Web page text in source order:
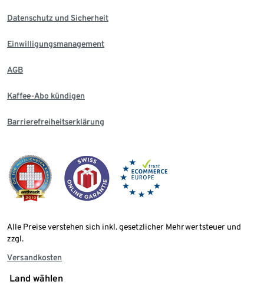
Datenschutz und Sicherheit
Einwilligungsmanagement
AGB
Kaffee-Abo kündigen
Barrierefreiheitserklärung
Alle Preise verstehen sich inkl. gesetzlicher Mehrwertsteuer und
zzgl.
Versandkosten
Land wählen